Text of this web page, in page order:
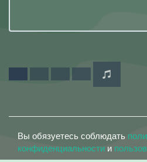
Вы обязуетесь соблюдать
конфиденциальности и